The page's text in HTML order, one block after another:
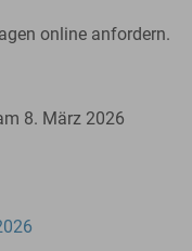
online anfordern.
8. März 2026